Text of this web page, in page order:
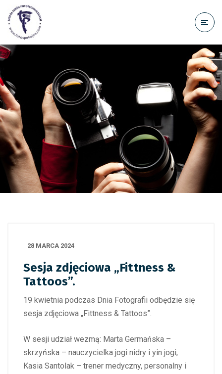
treści
28 MARCA 2024
Sesja zdjęciowa „Fittness &
Tattoos”.
19 kwietnia podczas Dnia Fotografii odbędzie się
sesja zdjęciowa „Fittness & Tattoos”.
W sesji udział wezmą: Marta Germańska –
skrzyńska – nauczycielka jogi nidry i yin jogi,
Kasia Santolak – trener medyczny, personalny i